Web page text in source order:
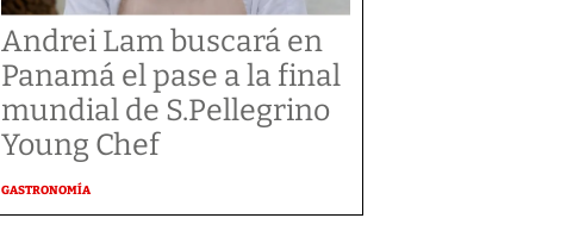
Andrei Lam buscará en
Panamá el pase a la final
mundial de S.Pellegrino
Young Chef
GASTRONOMÍA